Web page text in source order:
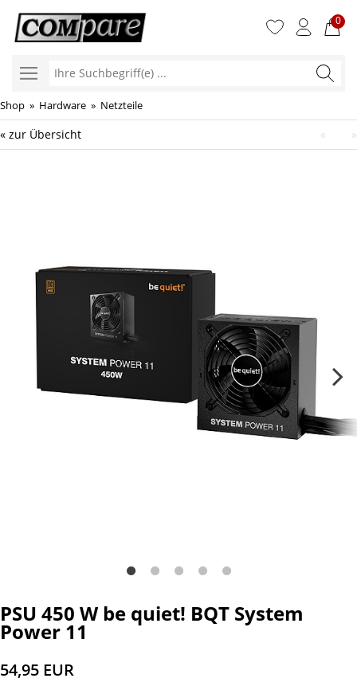
0
Ihre
Shop » Hardware » Netzteile
« zur Übersicht « »
PSU 450 W be quiet! BQT System
Power 11
54,95 EUR